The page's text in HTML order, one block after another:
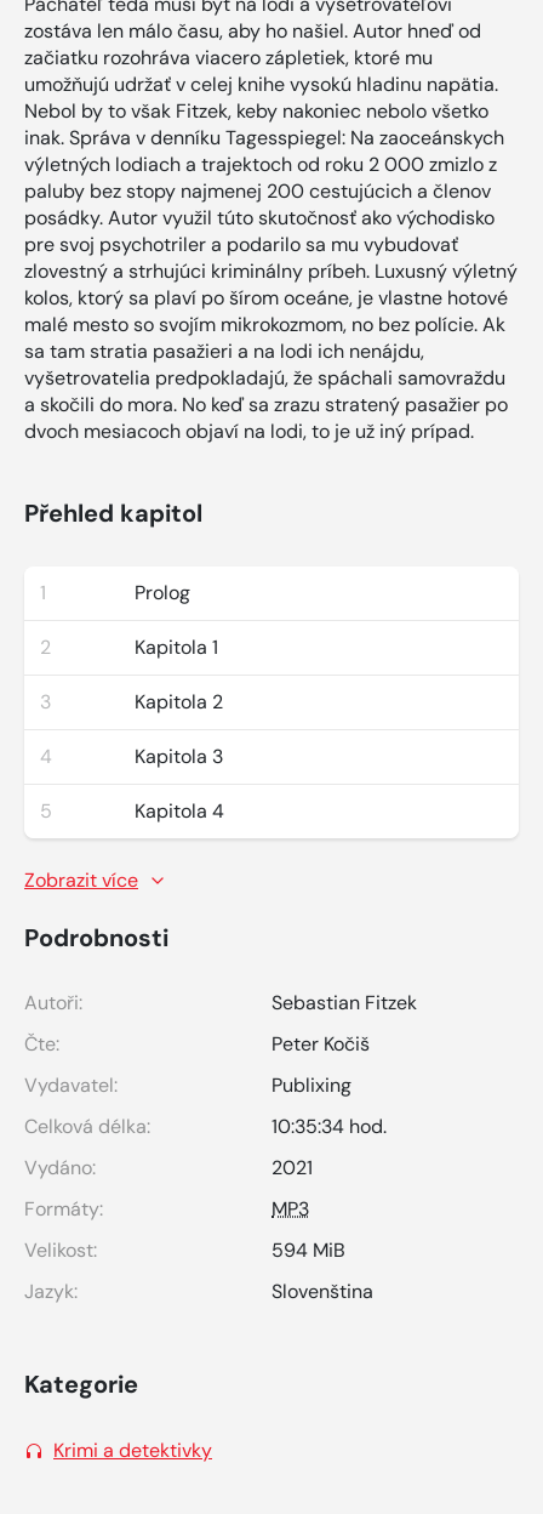
zostáva len málo času, aby ho našiel. Autor hneď od
začiatku rozohráva viacero zápletiek, ktoré mu
umožňujú udržať v celej knihe vysokú hladinu napätia.
Nebol by to však Fitzek, keby nakoniec nebolo všetko
inak. Správa v denníku Tagesspiegel: Na zaoceánskych
výletných lodiach a trajektoch od roku 2 000 zmizlo z
paluby bez stopy najmenej 200 cestujúcich a členov
posádky. Autor využil túto skutočnosť ako východisko
pre svoj psychotriler a podarilo sa mu vybudovať
zlovestný a strhujúci kriminálny príbeh. Luxusný výletný
kolos, ktorý sa plaví po šírom oceáne, je vlastne hotové
malé mesto so svojím mikrokozmom, no bez polície. Ak
sa tam stratia pasažieri a na lodi ich nenájdu,
vyšetrovatelia predpokladajú, že spáchali samovraždu
a skočili do mora. No keď sa zrazu stratený pasažier po
dvoch mesiacoch objaví na lodi, to je už iný prípad.
Přehled kapitol
1 Prolog
2 Kapitola 1
3 Kapitola 2
4 Kapitola 3
5 Kapitola 4
Zobrazit více
Podrobnosti
Autoři:
Sebastian Fitzek
Čte:
Peter Kočiš
Vydavatel:
Publixing
Celková délka:
10:35:34 hod.
Vydáno:
2021
Formáty:
MP3
Velikost:
594 MiB
Jazyk:
Slovenština
Kategorie
Krimi a detektivky